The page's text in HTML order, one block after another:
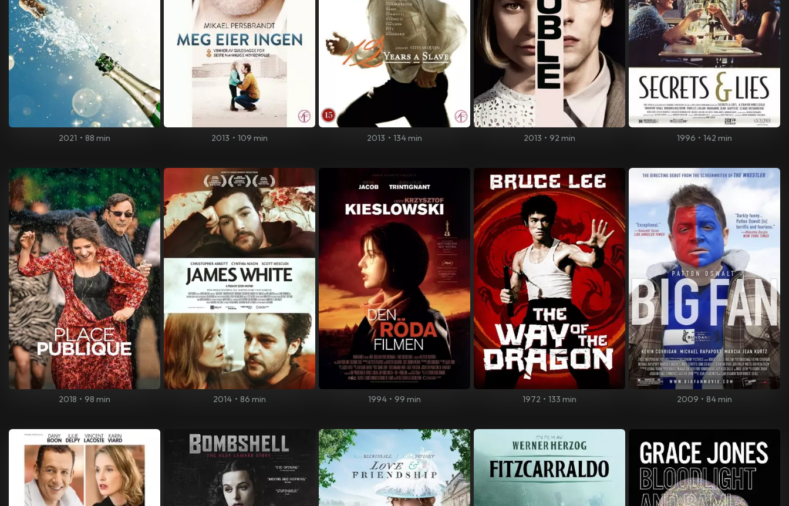
2021 • 88 min 2013 • 109 min 2013 • 134 min 2013 • 92 min 1996 • 142 min
2018 • 98 min 2014 • 86 min 1994 • 99 min 1972 • 133 min 2009 • 84 min